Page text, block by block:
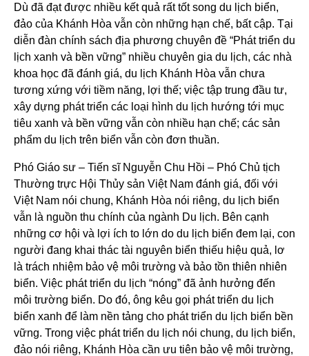
Dù đã đạt được nhiều kết quả rất tốt song du lịch biển,
đảo của Khánh Hòa vẫn còn những hạn chế, bất cập. Tại
diễn đàn chính sách địa phương chuyên đề “Phát triển du
lịch xanh và bền vững” nhiều chuyên gia du lịch, các nhà
khoa học đã đánh giá, du lịch Khánh Hòa vẫn chưa
tương xứng với tiềm năng, lợi thế; việc tập trung đầu tư,
xây dựng phát triển các loại hình du lịch hướng tới mục
tiêu xanh và bền vững vẫn còn nhiều hạn chế; các sản
phẩm du lịch trên biển vẫn còn đơn thuần.
Phó Giáo sư – Tiến sĩ Nguyễn Chu Hồi – Phó Chủ tịch
Thường trực Hội Thủy sản Việt Nam đánh giá, đối với
Việt Nam nói chung, Khánh Hòa nói riêng, du lịch biển
vẫn là nguồn thu chính của ngành Du lịch. Bên cạnh
những cơ hội và lợi ích to lớn do du lịch biển đem lại, con
người đang khai thác tài nguyên biển thiếu hiệu quả, lơ
là trách nhiệm bảo vệ môi trường và bảo tồn thiên nhiên
biển. Việc phát triển du lịch “nóng” đã ảnh hưởng đến
môi trường biển. Do đó, ông kêu gọi phát triển du lịch
biển xanh để làm nền tảng cho phát triển du lịch biển bền
vững. Trong việc phát triển du lịch nói chung, du lịch biển,
đảo nói riêng, Khánh Hòa cần ưu tiên bảo vệ môi trường,